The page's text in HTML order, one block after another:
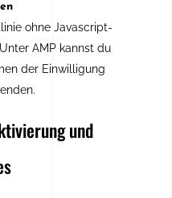
ohne Javascript-
AMP kannst du
der Einwilligung
und